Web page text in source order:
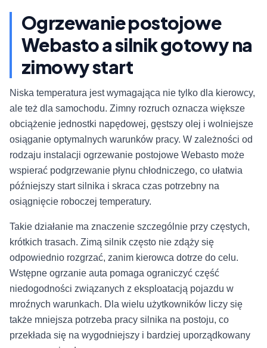
Ogrzewanie postojowe
Webasto a silnik gotowy na
zimowy start
Niska temperatura jest wymagająca nie tylko dla kierowcy,
ale też dla samochodu. Zimny rozruch oznacza większe
obciążenie jednostki napędowej, gęstszy olej i wolniejsze
osiąganie optymalnych warunków pracy. W zależności od
rodzaju instalacji ogrzewanie postojowe Webasto może
wspierać podgrzewanie płynu chłodniczego, co ułatwia
późniejszy start silnika i skraca czas potrzebny na
osiągnięcie roboczej temperatury.
Takie działanie ma znaczenie szczególnie przy częstych,
krótkich trasach. Zimą silnik często nie zdąży się
odpowiednio rozgrzać, zanim kierowca dotrze do celu.
Wstępne ogrzanie auta pomaga ograniczyć część
niedogodności związanych z eksploatacją pojazdu w
mroźnych warunkach. Dla wielu użytkowników liczy się
także mniejsza potrzeba pracy silnika na postoju, co
przekłada się na wygodniejszy i bardziej uporządkowany